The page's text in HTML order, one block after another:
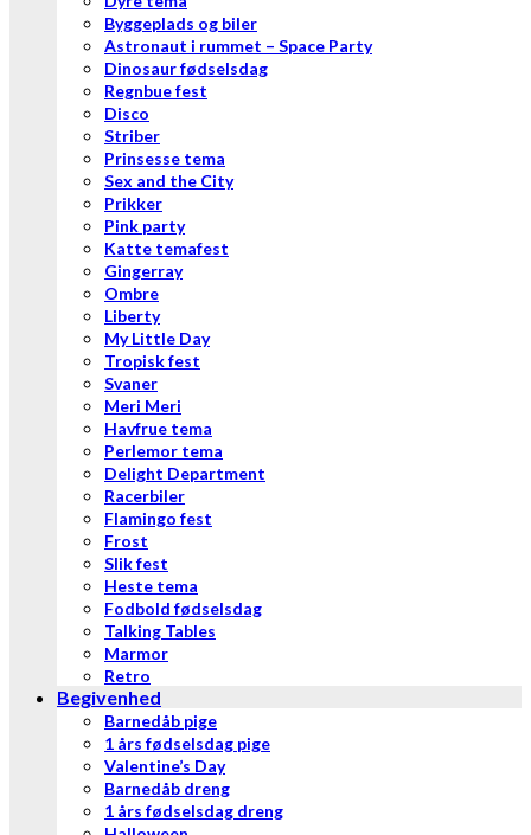
Byggeplads og biler
Astronaut i rummet – Space Party
Dinosaur fødselsdag
Regnbue fest
Disco
Striber
Prinsesse tema
Sex and the City
Prikker
Pink party
Katte temafest
Gingerray
Ombre
Liberty
My Little Day
Tropisk fest
Svaner
Meri Meri
Havfrue tema
Perlemor tema
Delight Department
Racerbiler
Flamingo fest
Frost
Slik fest
Heste tema
Fodbold fødselsdag
Talking Tables
Marmor
Retro
Begivenhed
Barnedåb pige
1 års fødselsdag pige
Valentine’s Day
Barnedåb dreng
1 års fødselsdag dreng